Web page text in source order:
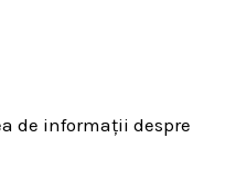
de informații despre